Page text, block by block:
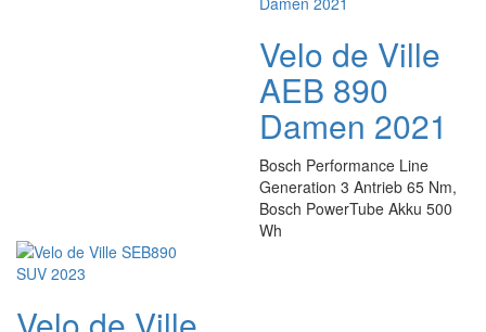
Velo de Ville
AEB 890
Damen 2021
Bosch Performance Line
Generation 3 Antrieb 65 Nm,
Bosch PowerTube Akku 500
Wh